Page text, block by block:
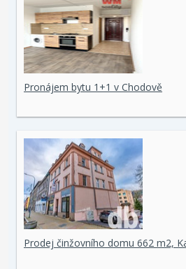
Pronájem bytu 1+1 v Chodově
Prodej činžovního domu 662 m2,